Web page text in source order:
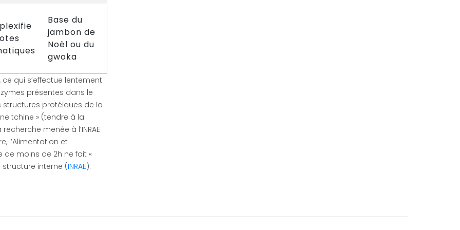
Base du
jambon de
Noël ou du
gwoka
qui s’effectue lentement
présentes dans le
structures protéiques de la
tchine » (tendre à la
menée à l’INRAE
l’Alimentation et
de moins de 2h ne fait «
interne (INRAE).